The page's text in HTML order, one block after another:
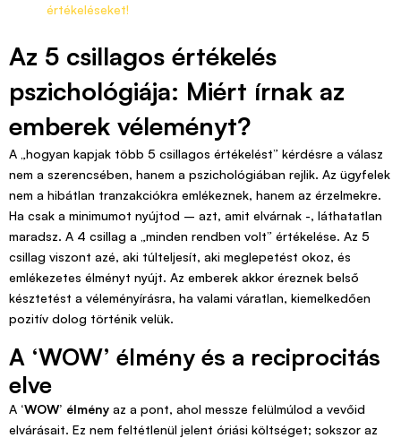
értékeléseket!
Az 5 csillagos értékelés
pszichológiája: Miért írnak az
emberek véleményt?
A „hogyan kapjak több 5 csillagos értékelést” kérdésre a válasz
nem a szerencsében, hanem a pszichológiában rejlik. Az ügyfelek
nem a hibátlan tranzakciókra emlékeznek, hanem az érzelmekre.
Ha csak a minimumot nyújtod – azt, amit elvárnak -, láthatatlan
maradsz. A 4 csillag a „minden rendben volt” értékelése. Az 5
csillag viszont azé, aki túlteljesít, aki meglepetést okoz, és
emlékezetes élményt nyújt. Az emberek akkor éreznek belső
késztetést a véleményírásra, ha valami váratlan, kiemelkedően
pozitív dolog történik velük.
A ‘WOW’ élmény és a reciprocitás
elve
A ‘WOW’ élmény az a pont, ahol messze felülmúlod a vevőid
elvárásait. Ez nem feltétlenül jelent óriási költséget; sokszor az